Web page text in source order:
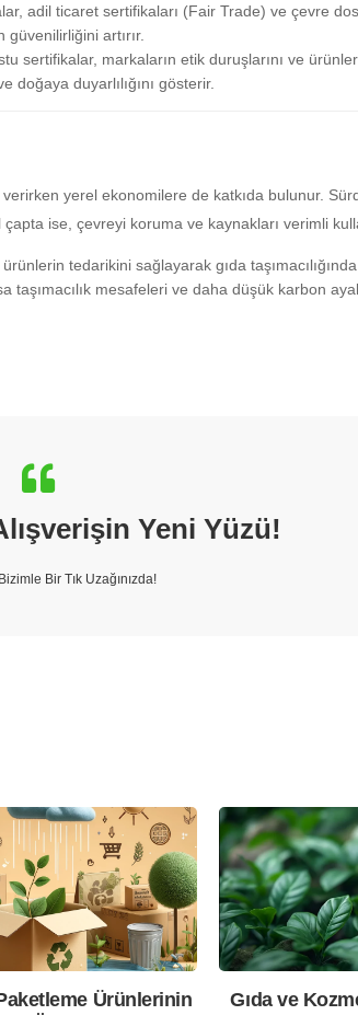
adil ticaret sertifikaları (Fair Trade) ve çevre
artırır.
sertifikalar, markaların etik duruşlarını ve
doğaya duyarlılığını gösterir.
yerel ekonomilere de katkıda bulunur.
ise, çevreyi koruma ve kaynakları verimli
tedarikini sağlayarak gıda taşımacılığında
taşımacılık mesafeleri ve daha düşük karbon
Yeni Yüzü!
Bir Tık Uzağınızda!
Ürünlerinin
Gıda ve